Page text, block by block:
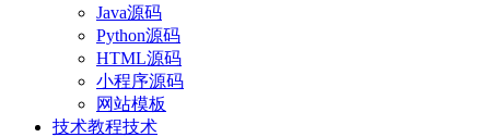
Java源码
Python源码
HTML源码
小程序源码
网站模板
技术教程技术